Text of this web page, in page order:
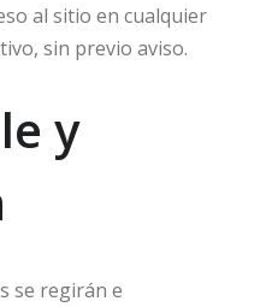
al sitio en cualquier
sin previo aviso.
y
se regirán e